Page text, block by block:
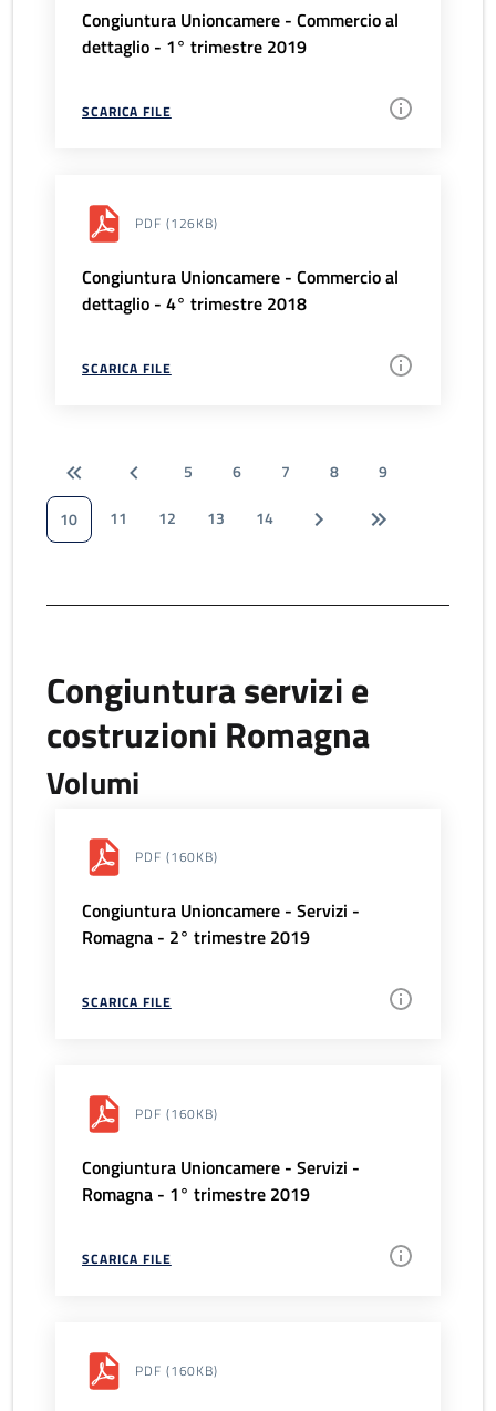
Congiuntura Unioncamere - Commercio al
dettaglio - 1° trimestre 2019
SCARICA FILE
PDF (126KB)
Congiuntura Unioncamere - Commercio al
dettaglio - 4° trimestre 2018
SCARICA FILE
5 6 7 8
9
10
11 12 13 14
Congiuntura servizi e
costruzioni Romagna
Volumi
PDF (160KB)
Congiuntura Unioncamere - Servizi -
Romagna - 2° trimestre 2019
SCARICA FILE
PDF (160KB)
Congiuntura Unioncamere - Servizi -
Romagna - 1° trimestre 2019
SCARICA FILE
PDF (160KB)